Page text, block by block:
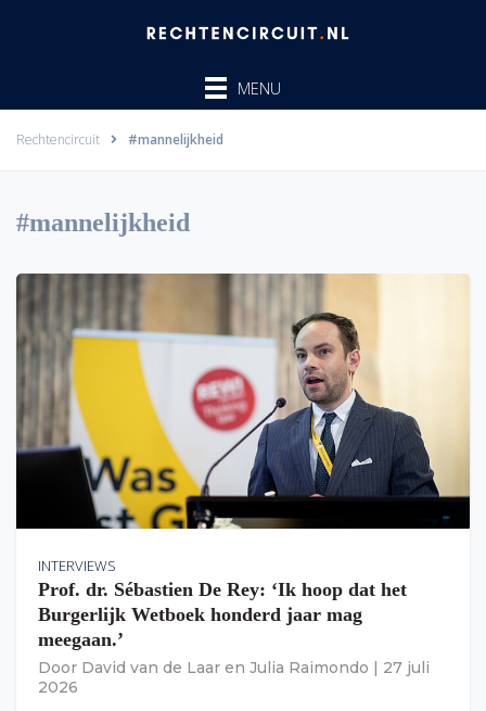
MENU
Rechtencircuit #mannelijkheid
#mannelijkheid
INTERVIEWS
Prof. dr. Sébastien De Rey: ‘Ik hoop dat het
Burgerlijk Wetboek honderd jaar mag
meegaan.’
Door David van de Laar en Julia Raimondo
27 juli
2026